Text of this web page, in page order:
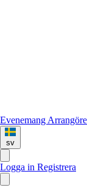
Evenemang
sv
Logga in Registrera